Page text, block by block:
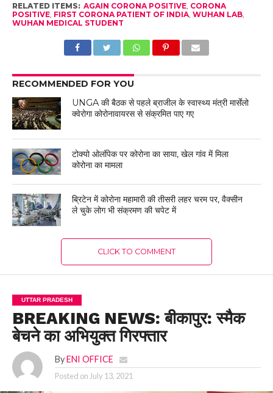
RELATED ITEMS: AGAIN CORONA POSITIVE, CORONA
POSITIVE, FIRST CORONA PATIENT OF INDIA, WUHAN LAB,
WUHAN MEDICAL STUDENT
RECOMMENDED FOR YOU
UNGA की बैठक से पहले ब्राजील के स्वास्थ्य मंत्री मार्सेलो
क्वेरोगा कोरोनावायरस से संक्रमित पाए गए
टोक्यो ओलंपिक पर कोरोना का साया, खेल गांव में मिला
कोरोना का मामला
ब्रिटेन में कोरोना महामारी की तीसरी लहर चरम पर, वैक्सीन
ले चुके लोग भी संक्रमण की चपेट में
CLICK TO COMMENT
UTTAR PRADESH
BREAKING NEWS: बीकापुर: स्मैक
बेचने का अभियुक्त गिरफ्तार
By ENI OFFICE
Posted onJuly 13, 2021